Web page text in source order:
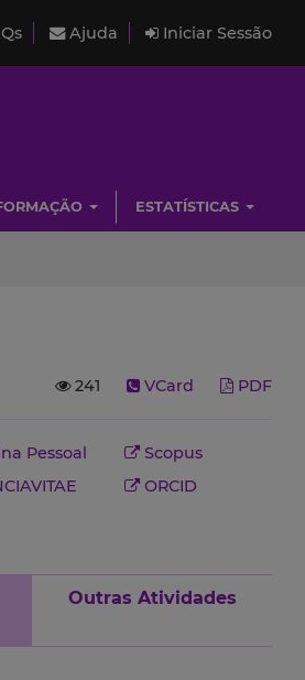
Ajuda Iniciar Sessão
ESTATÍSTICAS
241 VCard PDF
Pessoal
Scopus
ORCID
Outras Atividades